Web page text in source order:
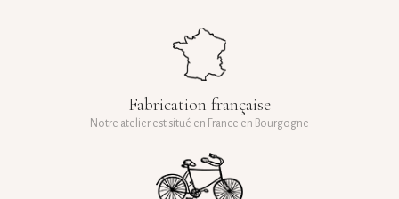
Fabrication française
Notre atelier est situé en France en Bourgogne